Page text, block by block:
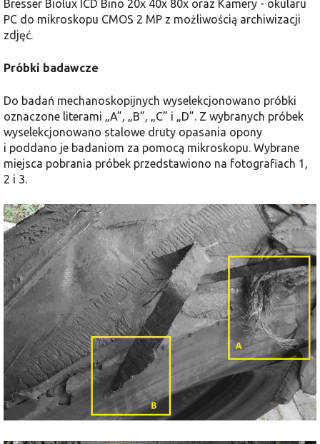
Bresser Biolux ICD Bino 20x 40x 80x oraz Kamery - okularu
PC do mikroskopu CMOS 2 MP z możliwością archiwizacji
zdjęć.
Próbki badawcze
Do badań mechanoskopijnych wyselekcjonowano próbki
oznaczone literami „A”, „B”, „C” i „D”. Z wybranych próbek
wyselekcjonowano stalowe druty opasania opony
i poddano je badaniom za pomocą mikroskopu. Wybrane
miejsca pobrania próbek przedstawiono na fotografiach 1,
2 i 3.